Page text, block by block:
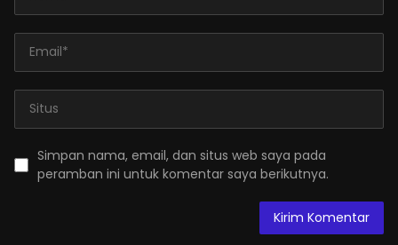
Simpan nama, email, dan situs web saya pada
peramban ini untuk komentar saya berikutnya.